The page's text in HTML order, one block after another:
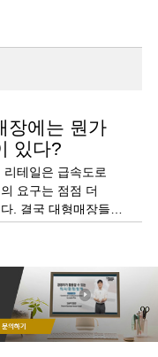
장에는 뭔가
있다?
테일은 급속도로
요구는 점점 더
. 결국 대형매장들이